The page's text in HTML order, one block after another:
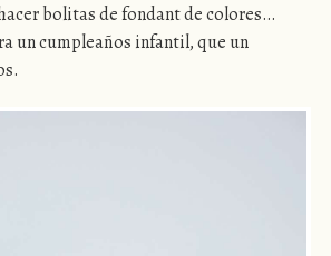
bolitas de fondant de colores…
un cumpleaños infantil, que un